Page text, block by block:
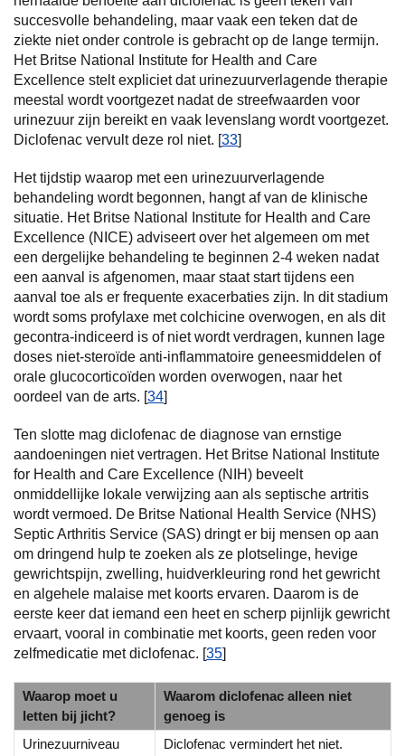
succesvolle behandeling, maar vaak een teken dat de
ziekte niet onder controle is gebracht op de lange termijn.
Het Britse National Institute for Health and Care
Excellence stelt expliciet dat urinezuurverlagende therapie
meestal wordt voortgezet nadat de streefwaarden voor
urinezuur zijn bereikt en vaak levenslang wordt voortgezet.
Diclofenac vervult deze rol niet. [33]
Het tijdstip waarop met een urinezuurverlagende
behandeling wordt begonnen, hangt af van de klinische
situatie. Het Britse National Institute for Health and Care
Excellence (NICE) adviseert over het algemeen om met
een dergelijke behandeling te beginnen 2-4 weken nadat
een aanval is afgenomen, maar staat start tijdens een
aanval toe als er frequente exacerbaties zijn. In dit stadium
wordt soms profylaxe met colchicine overwogen, en als dit
gecontra-indiceerd is of niet wordt verdragen, kunnen lage
doses niet-steroïde anti-inflammatoire geneesmiddelen of
orale glucocorticoïden worden overwogen, naar het
oordeel van de arts. [34]
Ten slotte mag diclofenac de diagnose van ernstige
aandoeningen niet vertragen. Het Britse National Institute
for Health and Care Excellence (NIH) beveelt
onmiddellijke lokale verwijzing aan als septische artritis
wordt vermoed. De Britse National Health Service (NHS)
Septic Arthritis Service (SAS) dringt er bij mensen op aan
om dringend hulp te zoeken als ze plotselinge, hevige
gewrichtspijn, zwelling, huidverkleuring rond het gewricht
en algehele malaise met koorts ervaren. Daarom is de
eerste keer dat iemand een heet en scherp pijnlijk gewricht
ervaart, vooral in combinatie met koorts, geen reden voor
zelfmedicatie met diclofenac. [35]
Waarop moet u
letten bij jicht?
Waarom diclofenac alleen niet
genoeg is
Urinezuurniveau
Diclofenac vermindert het niet.